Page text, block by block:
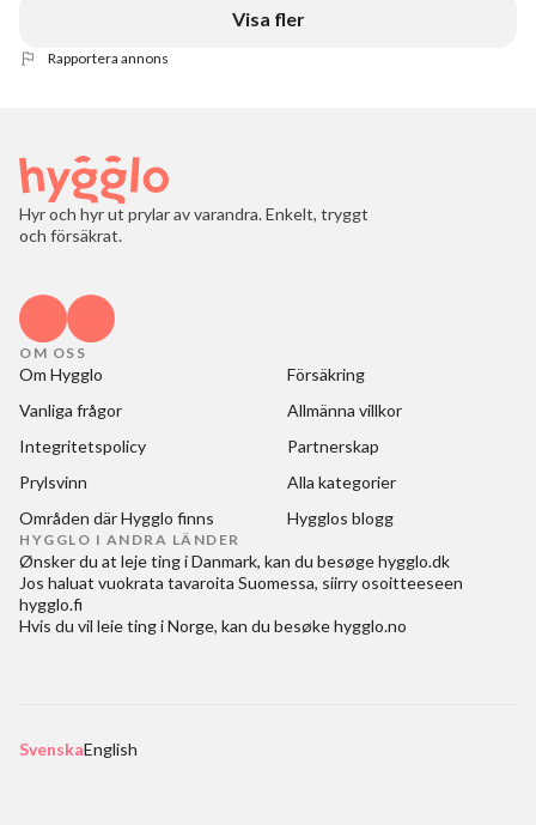
Visa fler
Rapportera annons
Hyr och hyr ut prylar av varandra. Enkelt, tryggt
och försäkrat.
OM OSS
Om Hygglo
Försäkring
Vanliga frågor
Allmänna villkor
Integritetspolicy
Partnerskap
Prylsvinn
Alla kategorier
Områden där Hygglo finns
Hygglos blogg
HYGGLO I ANDRA LÄNDER
Ønsker du at leje ting i Danmark, kan du besøgehygglo.dk
Jos haluat vuokrata tavaroita Suomessa, siirry osoitteeseen
hygglo.fi
Hvis du vil leie ting i Norge, kan du besøkehygglo.no
SvenskaEnglish